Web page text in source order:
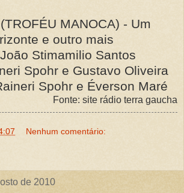
MANOCA) - Um
e outro mais
Stimamilio Santos
Spohr e Gustavo Oliveira
Spohr e Éverson Maré
Fonte: site rádio terra gaucha
Nenhum comentário:
de 2010